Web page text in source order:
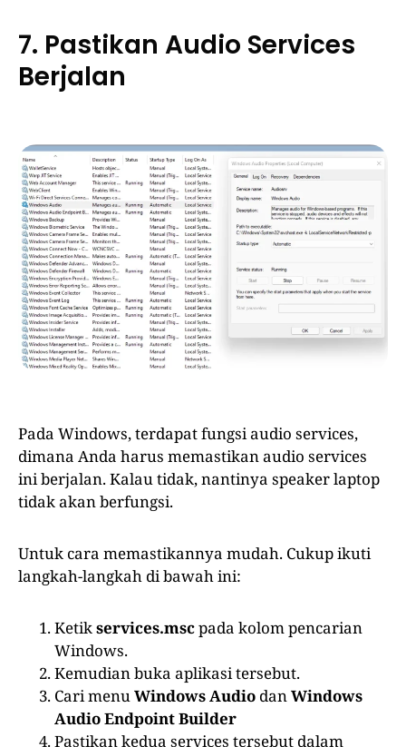
7. Pastikan Audio Services
Berjalan
Pada Windows, terdapat fungsi audio services,
dimana Anda harus memastikan audio services
ini berjalan. Kalau tidak, nantinya speaker laptop
tidak akan berfungsi.
Untuk cara memastikannya mudah. Cukup ikuti
langkah-langkah di bawah ini:
Ketikservices.mscpada kolom pencarian
Windows.
Kemudian buka aplikasi tersebut.
Cari menuWindows Audio danWindows
Audio Endpoint Builder
Pastikan kedua services tersebut dalam